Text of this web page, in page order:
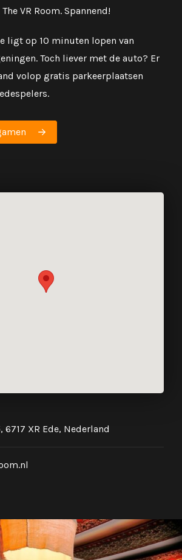
VR Room. Spannend!
ligt op 10 minuten lopen van
Toch liever met de auto? Er
volop gratis parkeerplaatsen
6717 XR Ede, Nederland